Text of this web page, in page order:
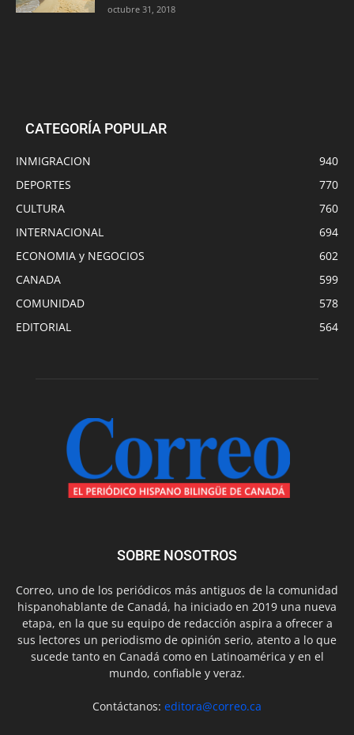
octubre 31, 2018
CATEGORÍA POPULAR
INMIGRACION
940
DEPORTES
770
CULTURA
760
INTERNACIONAL
694
ECONOMIA y NEGOCIOS
602
CANADA
599
COMUNIDAD
578
EDITORIAL
564
SOBRE NOSOTROS
Correo, uno de los periódicos más antiguos de la comunidad
hispanohablante de Canadá, ha iniciado en 2019 una nueva
etapa, en la que su equipo de redacción aspira a ofrecer a
sus lectores un periodismo de opinión serio, atento a lo que
sucede tanto en Canadá como en Latinoamérica y en el
mundo, confiable y veraz.
Contáctanos: editora@correo.ca